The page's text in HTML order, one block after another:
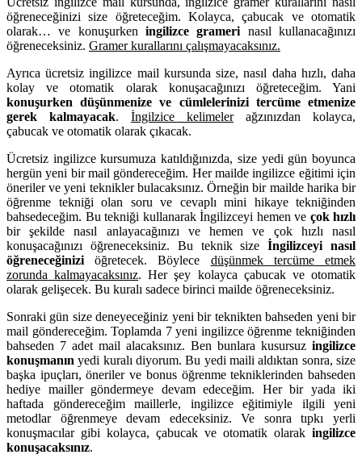
öğreneceğinizi size öğreteceğim. Kolayca, çabucak ve otomatik
olarak… ve konuşurken ingilizce grameri nasıl kullanacağınızı
öğreneceksiniz. Gramer kurallarını çalışmayacaksınız.
Ayrıca ücretsiz ingilizce mail kursunda size, nasıl daha hızlı, daha
kolay ve otomatik olarak konuşacağınızı öğreteceğim. Yani
konuşurken düşünmenize ve cümlelerinizi tercüme etmenize
gerek kalmayacak. İngilzice kelimelerağzınızdan kolayca,
çabucak ve otomatik olarak çıkacak.
Ücretsiz ingilizce kursumuza katıldığınızda, size yedi gün boyunca
hergün yeni bir mail göndereceğim. Her mailde ingilizce eğitimi için
öneriler ve yeni teknikler bulacaksınız. Örneğin bir mailde harika bir
öğrenme tekniği olan soru ve cevaplı mini hikaye tekniğinden
bahsedeceğim. Bu tekniği kullanarak İngilizceyi hemen ve çok hızlı
bir şekilde nasıl anlayacağınızı ve hemen ve çok hızlı nasıl
konuşacağınızı öğreneceksiniz. Bu teknik sizeİngilizceyi nasıl
öğreneceğinizi öğretecek. Böylece düşünmek tercüme etmek
zorunda kalmayacaksınız. Her şey kolayca çabucak ve otomatik
olarak gelişecek. Bu kuralı sadece birinci mailde öğreneceksiniz.
Sonraki gün size deneyeceğiniz yeni bir teknikten bahseden yeni bir
mail göndereceğim. Toplamda 7 yeni ingilizce öğrenme tekniğinden
bahseden 7 adet mail alacaksınız. Ben bunlara kusursuz ingilizce
konuşmanın yedi kuralı diyorum. Bu yedi maili aldıktan sonra, size
başka ipuçları, öneriler ve bonus öğrenme tekniklerinden bahseden
hediye mailler göndermeye devam edeceğim. Her bir yada iki
haftada göndereceğim maillerle, ingilizce eğitimiyle ilgili yeni
metodlar öğrenmeye devam edeceksiniz. Ve sonra tıpkı yerli
konuşmacılar gibi kolayca, çabucak ve otomatik olarak ingilizce
konuşacaksınız.